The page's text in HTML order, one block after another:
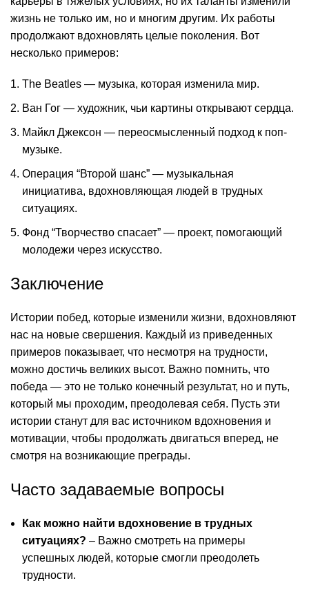
жизнь не только им, но и многим другим. Их работы
продолжают вдохновлять целые поколения. Вот
несколько примеров:
The Beatles — музыка, которая изменила мир.
Ван Гог — художник, чьи картины открывают сердца.
Майкл Джексон — переосмысленный подход к поп-
музыке.
Операция “Второй шанс” — музыкальная
инициатива, вдохновляющая людей в трудных
ситуациях.
Фонд “Творчество спасает” — проект, помогающий
молодежи через искусство.
Заключение
Истории побед, которые изменили жизни, вдохновляют
нас на новые свершения. Каждый из приведенных
примеров показывает, что несмотря на трудности,
можно достичь великих высот. Важно помнить, что
победа — это не только конечный результат, но и путь,
который мы проходим, преодолевая себя. Пусть эти
истории станут для вас источником вдохновения и
мотивации, чтобы продолжать двигаться вперед, не
смотря на возникающие преграды.
Часто задаваемые вопросы
Как можно найти вдохновение в трудных
ситуациях? – Важно смотреть на примеры
успешных людей, которые смогли преодолеть
трудности.